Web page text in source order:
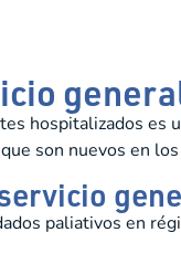
hospitalizados
son nuevos en
paliativos en